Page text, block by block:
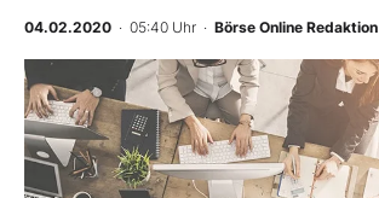
BO-Musterdepots
Experten
Mein B:O
04.02.2020 · 05:40 Uhr · Börse Online Redaktion